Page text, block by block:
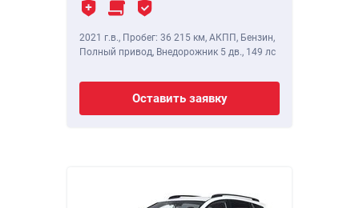
2021 г.в., Пробег: 36 215 км, АКПП, Бензин,
Полный привод, Внедорожник 5 дв., 149 лс
Оставить заявку